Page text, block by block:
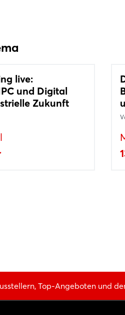
live:
und Digital
Zukunft
Top-Angeboten und